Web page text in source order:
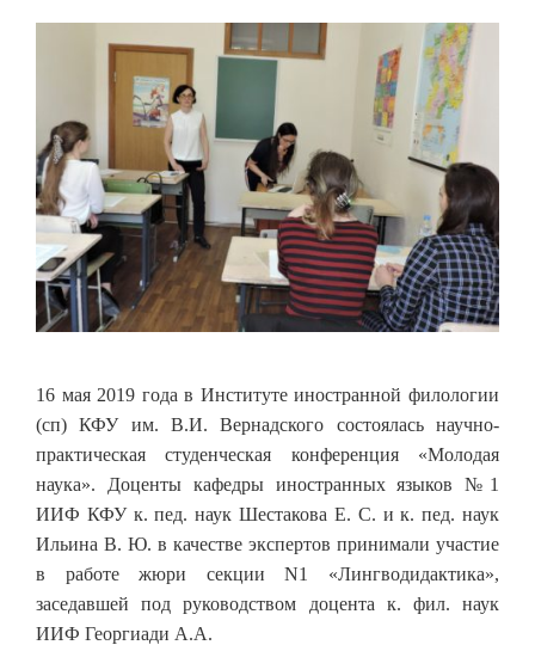
16 мая 2019 года в Институте иностранной филологии
(сп) КФУ им. В.И. Вернадского состоялась научно-
практическая студенческая конференция «Молодая
наука». Доценты кафедры иностранных языков №1
ИИФ КФУ к. пед. наук Шестакова Е. С. и к. пед. наук
Ильина В. Ю. в качестве экспертов принимали участие
в работе жюри секции N1 «Лингводидактика»,
заседавшей под руководством доцента к. фил. наук
ИИФ Георгиади А.А.